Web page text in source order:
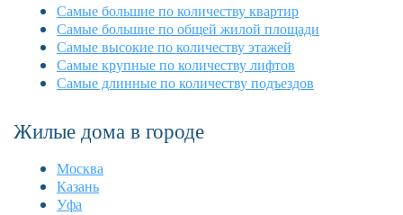
Самые большие по количеству квартир
Самые большие по общей жилой площади
Самые высокие по количеству этажей
Самые крупные по количеству лифтов
Самые длинные по количеству подъездов
Жилые дома в городе
Москва
Казань
Уфа